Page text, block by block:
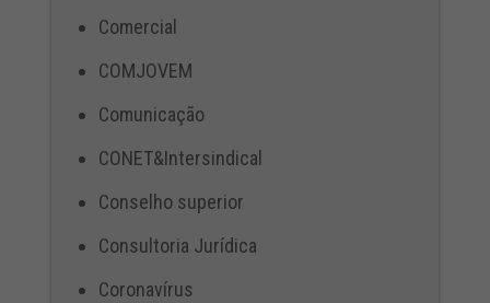
Comercial
COMJOVEM
Comunicação
CONET&Intersindical
Conselho superior
Consultoria Jurídica
Coronavírus